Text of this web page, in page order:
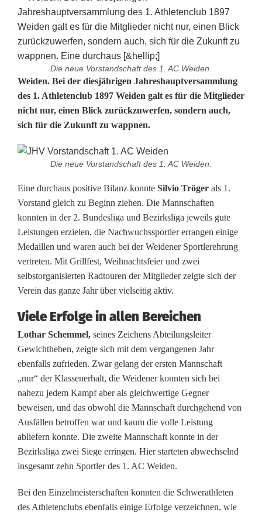
Die neue Vorstandschaft des 1. AC Weiden.
N
e
u
e
o
r
s
t
a
d
s
c
h
a
f
t
ü
Weiden. Bei der diesjährigen Jahreshauptversammlung
des 1. Athletenclub 1897 Weiden galt es für die Mitglieder
nicht nur, einen Blick zurückzuwerfen, sondern auch,
sich für die Zukunft zu wappnen.
Die neue Vorstandschaft des 1. AC Weiden.
Eine durchaus positive Bilanz konnte Silvio Tröger als 1.
Vorstand gleich zu Beginn ziehen. Die Mannschaften
konnten in der 2. Bundesliga und Bezirksliga jeweils gute
Leistungen erzielen, die Nachwuchssportler errangen einige
Medaillen und waren auch bei der Weidener Sportlerehrung
vertreten. Mit Grillfest, Weihnachtsfeier und zwei
selbstorganisierten Radtouren der Mitglieder zeigte sich der
Verein das ganze Jahr über vielseitig aktiv.
Viele Erfolge in allen Bereichen
Lothar Schemmel, seines Zeichens Abteilungsleiter
Gewichtheben, zeigte sich mit dem vergangenen Jahr
ebenfalls zufrieden. Zwar gelang der ersten Mannschaft
„nur“ der Klassenerhalt, die Weidener konnten sich bei
nahezu jedem Kampf aber als gleichwertige Gegner
beweisen, und das obwohl die Mannschaft durchgehend von
Ausfällen betroffen war und kaum die volle Leistung
abliefern konnte. Die zweite Mannschaft konnte in der
Bezirksliga zwei Siege erringen. Hier starteten abwechselnd
insgesamt zehn Sportler des 1. AC Weiden.
Bei den Einzelmeisterschaften konnten die Schwerathleten
des Athletenclubs ebenfalls einige Erfolge verzeichnen, wie